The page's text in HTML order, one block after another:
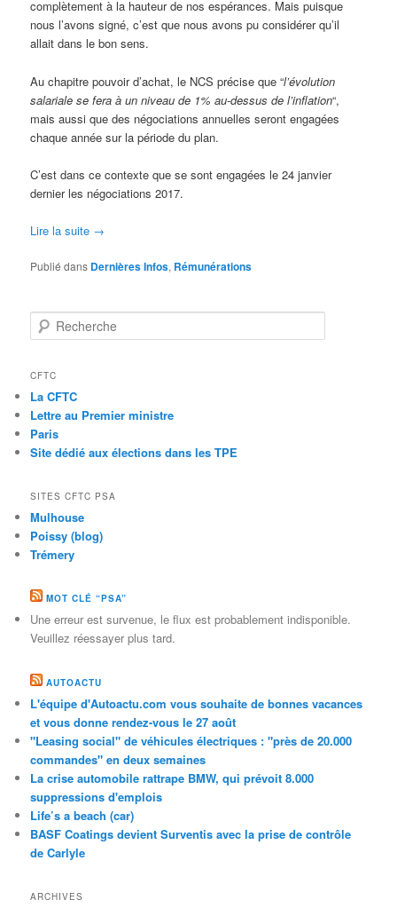
complètement à la hauteur de nos espérances. Mais puisque
nous l’avons signé, c’est que nous avons pu considérer qu’il
allait dans le bon sens.
Au chapitre pouvoir d’achat, le NCS précise que “l’évolution
salariale se fera à un niveau de 1% au-dessus de l’inflation“,
mais aussi que des négociations annuelles seront engagées
chaque année sur la période du plan.
C’est dans ce contexte que se sont engagées le 24 janvier
dernier les négociations 2017.
Lire la suite →
Publié dans Dernières Infos, Rémunérations
Recherche
CFTC
La CFTC
Lettre au Premier ministre
Paris
Site dédié aux élections dans les TPE
SITES CFTC PSA
Mulhouse
Poissy (blog)
Trémery
MOT CLÉ “PSA”
Une erreur est survenue, le flux est probablement indisponible.
Veuillez réessayer plus tard.
AUTOACTU
L'équipe d'Autoactu.com vous souhaite de bonnes vacances
et vous donne rendez-vous le 27 août
"Leasing social" de véhicules électriques : "près de 20.000
commandes" en deux semaines
La crise automobile rattrape BMW, qui prévoit 8.000
suppressions d'emplois
Life’s a beach (car)
BASF Coatings devient Surventis avec la prise de contrôle
de Carlyle
ARCHIVES